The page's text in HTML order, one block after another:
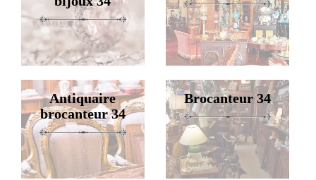
Antiquaire
brocanteur 34
Brocanteur 34